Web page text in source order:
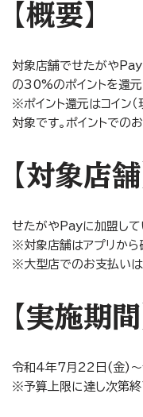
【概要】
対象店舗でせたがやPay
の30%のポイントを還元
※ポイント還元はコイン
対象です。ポイントでの
【対象店舗
せたがやPayに加盟し
※対象店舗はアプリから
※大型店でのお支払いは
【実施期間
令和4年7月22日(金)
※予算上限に達し次第終